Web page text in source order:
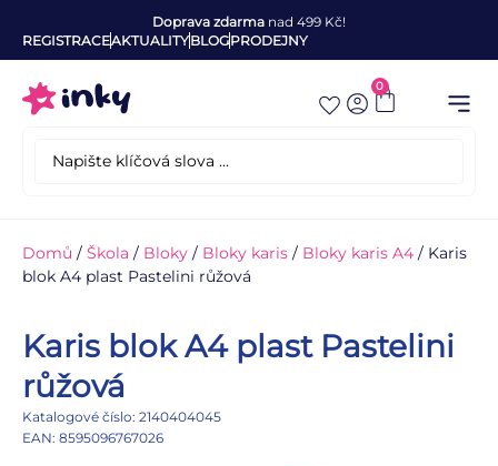
Doprava zdarma nad 499 Kč!
REGISTRACEAKTUALITYBLOGPRODEJNY
0
Domů / Škola / Bloky / Bloky karis / Bloky karis A4 / Karis
blok A4 plast Pastelini růžová
Karis blok A4 plast Pastelini
růžová
Katalogové číslo: 2140404045
EAN: 8595096767026